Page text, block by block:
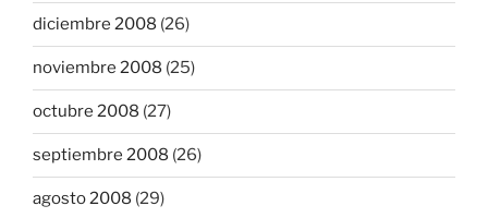
diciembre 2008 (26)
noviembre 2008 (25)
octubre 2008 (27)
septiembre 2008 (26)
agosto 2008 (29)